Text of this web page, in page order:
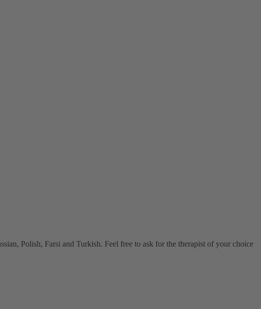
Polish, Farsi and Turkish. Feel free to ask for the therapist of your choice